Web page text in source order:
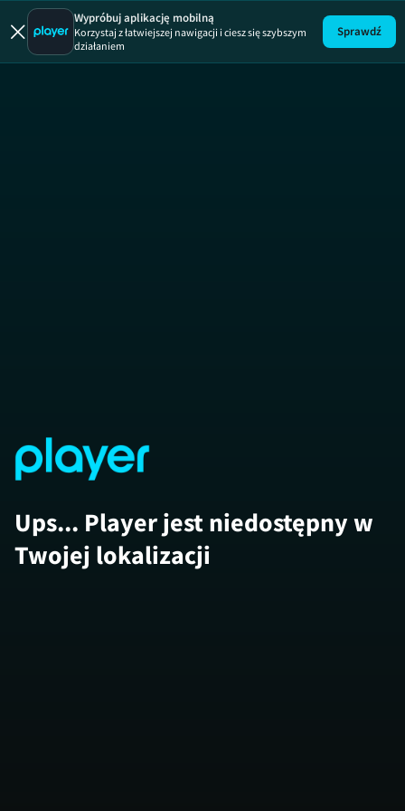
Miłość od
Wypróbuj aplikację mobilną
Korzystaj z łatwiejszej nawigacji i ciesz się szybszym
działaniem
Sprawdź
Ups... Player jest niedostępny w
Twojej lokalizacji